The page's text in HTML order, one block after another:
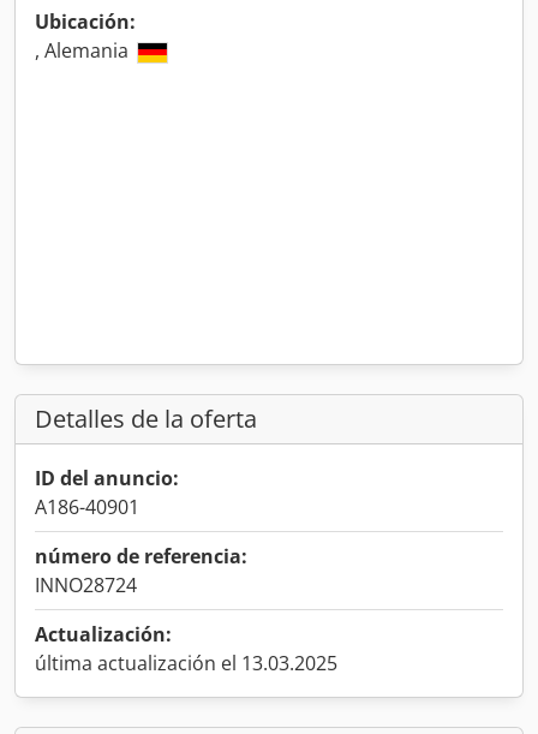
Ubicación:
, Alemania
Detalles de la oferta
ID del anuncio:
A186-40901
número de referencia:
INNO28724
Actualización:
última actualización el 13.03.2025